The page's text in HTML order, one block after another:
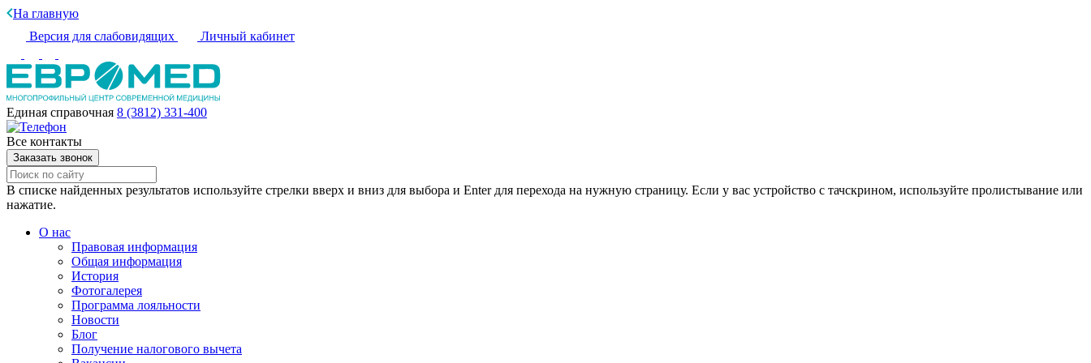
На главную
Версия для слабовидящих
Личный кабинет
Единая справочная 8 (3812) 331-400
Все контакты
Заказать звонок
В списке найденных результатов используйте стрелки вверх и вниз для выбора и Enter для перехода на нужную страницу. Если у вас устройство с тачскрином, используйте пролистывание или
нажатие.
О нас
Правовая информация
Общая информация
История
Фотогалерея
Программа лояльности
Новости
Блог
Получение налогового вычета